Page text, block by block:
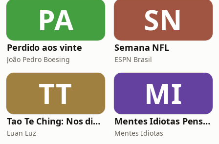
PA
Perdido aos vinte
João Pedro Boesing
SN
Semana NFL
ESPN Brasil
TT
Tao Te Ching: Nos dias de hoje
Luan Luz
MI
Mentes Idiotas Pensam Igual
Mentes Idiotas